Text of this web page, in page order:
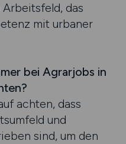
das
mit urbaner
bei Agrarjobs in
achten, dass
und
sind, um den